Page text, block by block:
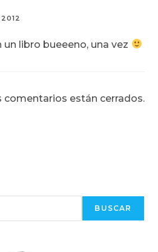
libro bueeeno, una vez
comentarios están cerrados.
BUSCAR